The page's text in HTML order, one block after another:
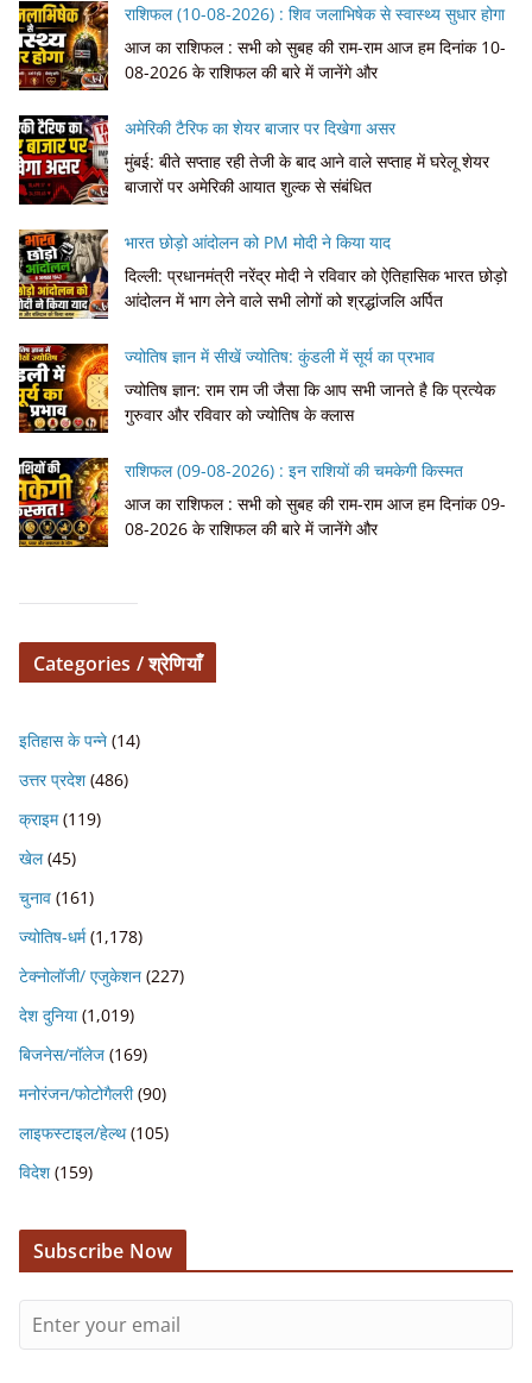
राशिफल (10-08-2026) : शिव जलाभिषेक से स्वास्थ्य सुधार होगा
आज का राशिफल : सभी को सुबह की राम-राम आज हम दिनांक 10-
08-2026 के राशिफल की बारे में जानेंगे और
अमेरिकी टैरिफ का शेयर बाजार पर दिखेगा असर
मुंबई: बीते सप्ताह रही तेजी के बाद आने वाले सप्ताह में घरेलू शेयर
बाजारों पर अमेरिकी आयात शुल्क से संबंधित
भारत छोड़ो आंदोलन को PM मोदी ने किया याद
दिल्ली: प्रधानमंत्री नरेंद्र मोदी ने रविवार को ऐतिहासिक भारत छोड़ो
आंदोलन में भाग लेने वाले सभी लोगों को श्रद्धांजलि अर्पित
ज्योतिष ज्ञान में सीखें ज्योतिष: कुंडली में सूर्य का प्रभाव
ज्योतिष ज्ञान: राम राम जी जैसा कि आप सभी जानते है कि प्रत्येक
गुरुवार और रविवार को ज्योतिष के क्लास
राशिफल (09-08-2026) : इन राशियों की चमकेगी किस्मत
आज का राशिफल : सभी को सुबह की राम-राम आज हम दिनांक 09-
08-2026 के राशिफल की बारे में जानेंगे और
Categories / श्रेणियाँ
इतिहास के पन्ने (14)
उत्तर प्रदेश (486)
क्राइम(119)
खेल(45)
चुनाव (161)
ज्योतिष-धर्म(1,178)
टेक्नोलॉजी/ एजुकेशन (227)
देश दुनिया(1,019)
बिजनेस/नॉलेज (169)
मनोरंजन/फोटोगैलरी(90)
लाइफस्टाइल/हेल्थ(105)
विदेश (159)
Subscribe Now